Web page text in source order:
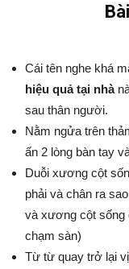
Cái tên nghe khá
hiệu quả tại nhà
sau thân người.
Nằm ngửa trên
ấn 2 lòng bàn tay
Duỗi xương cột
phải và chân ra
và xương cột sống
chạm sàn)
Từ từ quay trở lại